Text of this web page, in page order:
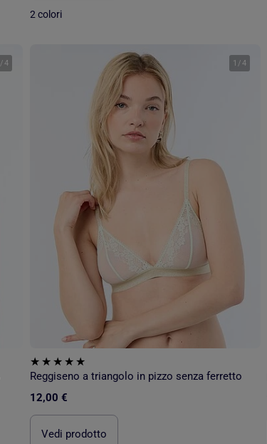
2 colori
/4 1 /4
Reggiseno a triangolo in pizzo senza ferretto
12,00 €
Vedi prodotto